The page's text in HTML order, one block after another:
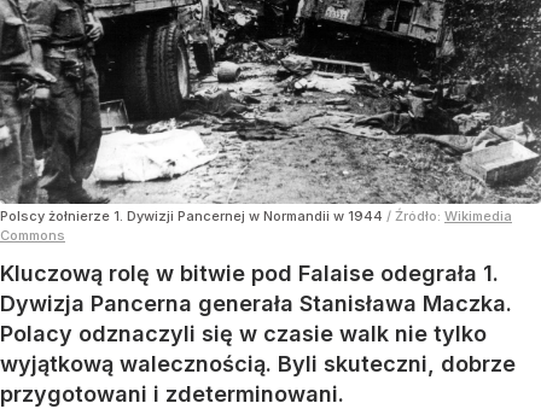
Polscy żołnierze 1. Dywizji Pancernej w Normandii w 1944 / Źródło: Wikimedia
Commons
Kluczową rolę w bitwie pod Falaise odegrała 1.
Dywizja Pancerna generała Stanisława Maczka.
Polacy odznaczyli się w czasie walk nie tylko
wyjątkową walecznością. Byli skuteczni, dobrze
przygotowani i zdeterminowani.